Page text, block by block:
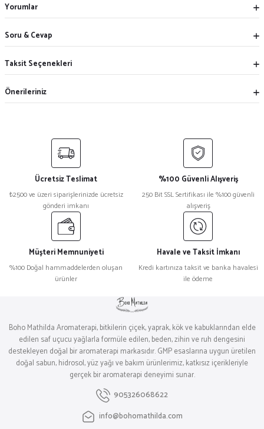
Yorumlar
Soru & Cevap
Taksit Seçenekleri
Önerileriniz
Ücretsiz Teslimat
₺2500 ve üzeri siparişlerinizde ücretsiz
gönderi imkanı
%100 Güvenli Alışveriş
250 Bit SSL Sertifikası ile %100 güvenli
alışveriş
Müşteri Memnuniyeti
%100 Doğal hammaddelerden oluşan
ürünler
Havale ve Taksit İmkanı
Kredi kartınıza taksit ve banka havalesi
ile ödeme
Boho Mathilda Aromaterapi, bitkilerin çiçek, yaprak, kök ve kabuklarından elde
edilen saf uçucu yağlarla formüle edilen, beden, zihin ve ruh dengesini
destekleyen doğal bir aromaterapi markasıdır. GMP esaslarına uygun üretilen
doğal sabun, hidrosol, yüz yağı ve bakım ürünlerimiz, katkısız içerikleriyle
gerçek bir aromaterapi deneyimi sunar.
905326068622
info@bohomathilda.com